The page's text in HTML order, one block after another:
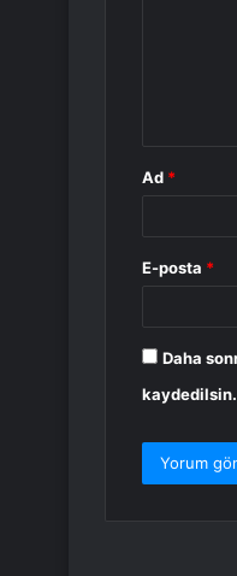
Ad *
E-posta *
Daha
kaydedilsin.